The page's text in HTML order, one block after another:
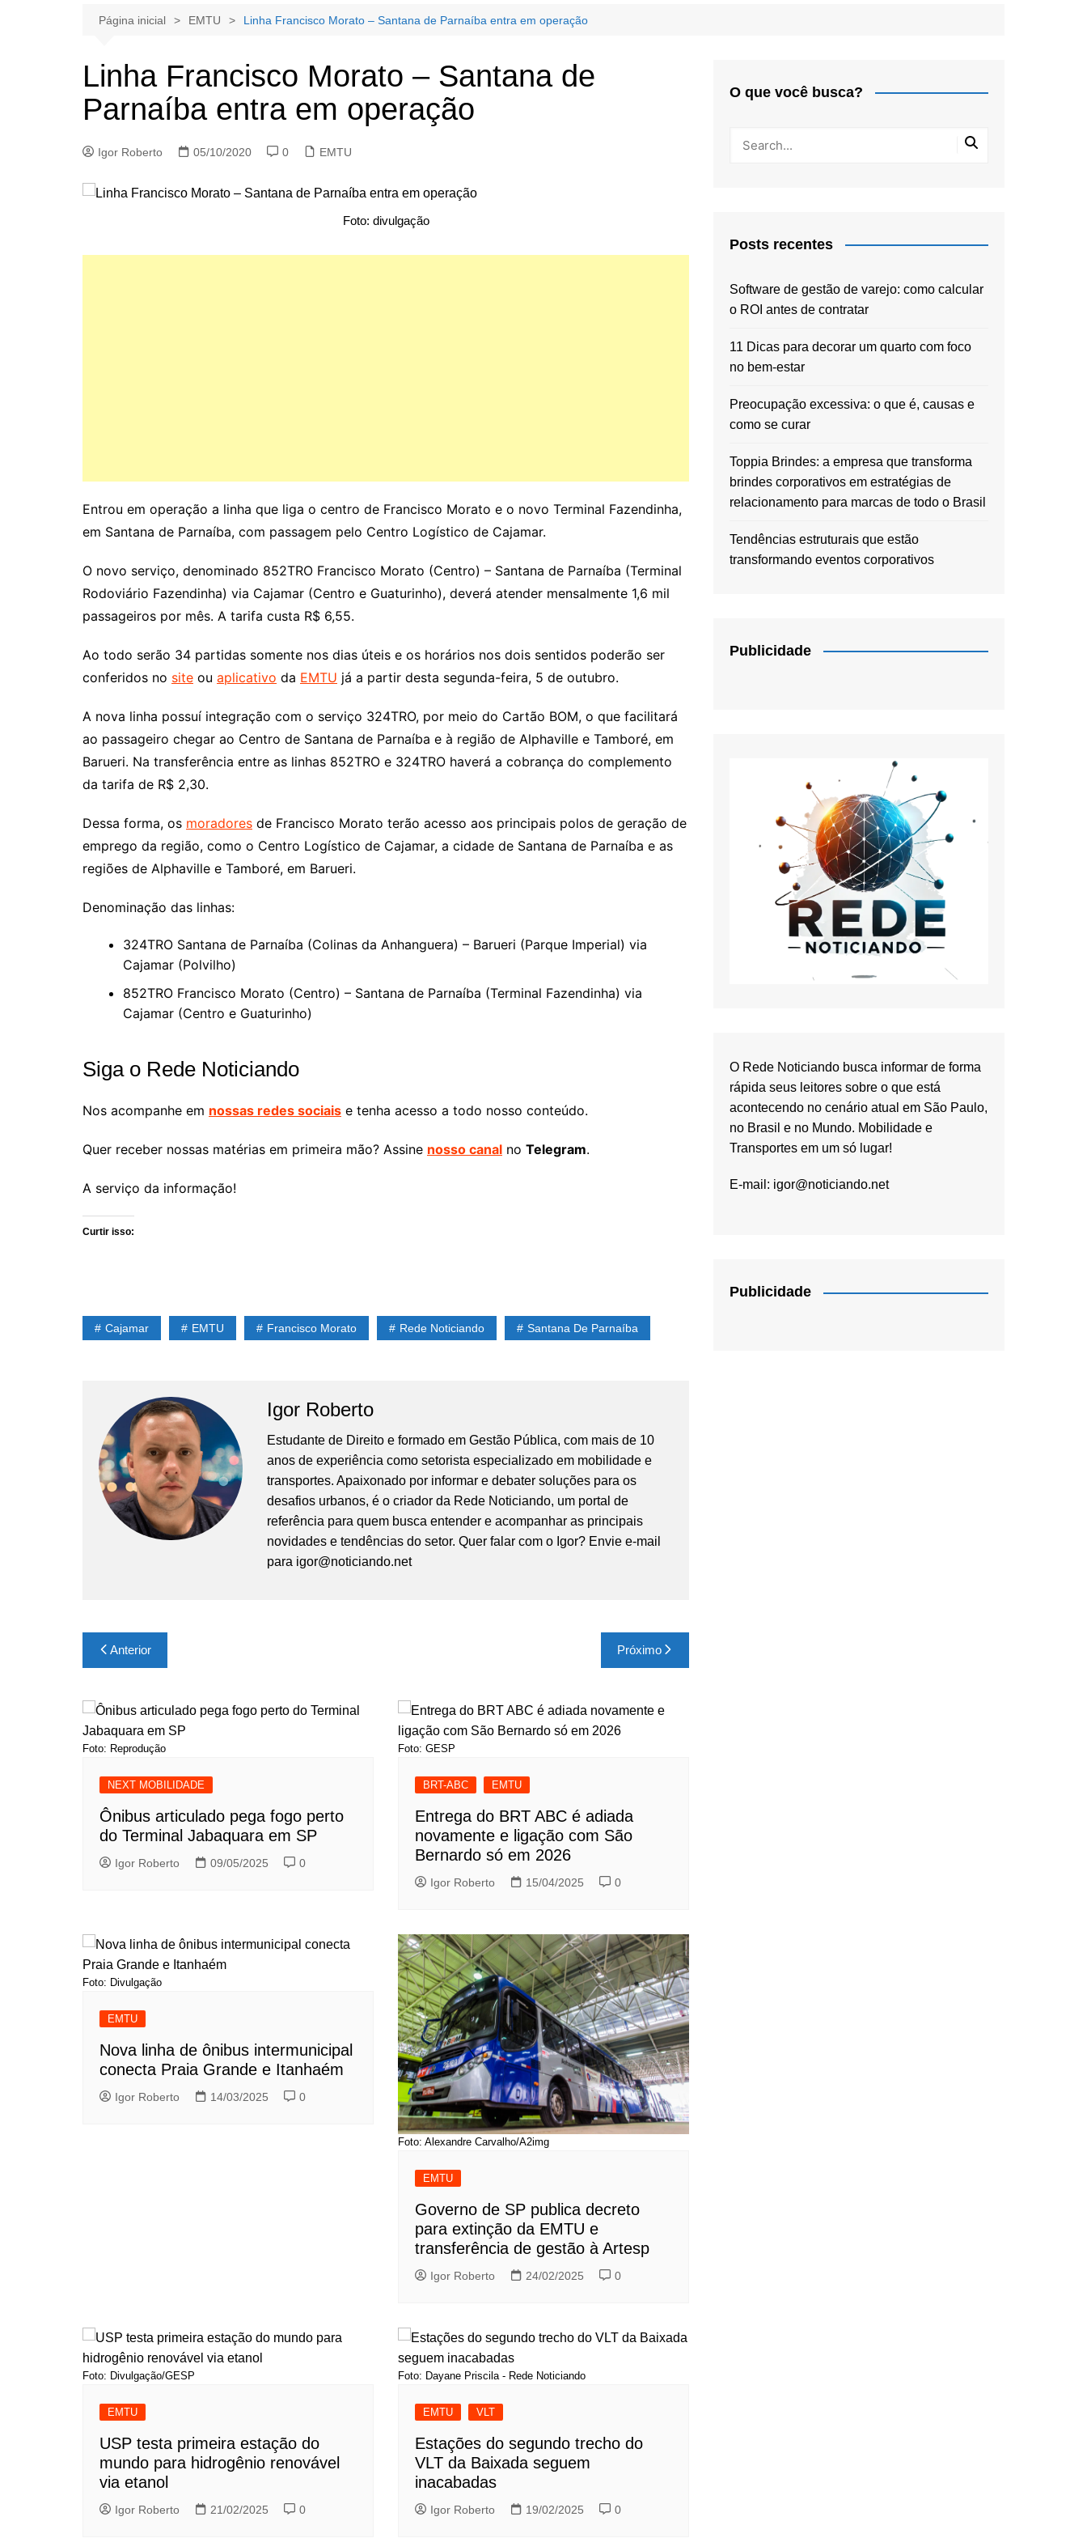
Página inicial EMTU Linha Francisco Morato – Santana de Parnaíba entra em operação
Linha Francisco Morato – Santana de
Parnaíba entra em operação
Igor Roberto 05/10/2020 0 EMTU
Foto: divulgação
Entrou em operação a linha que liga o centro de Francisco Morato e o novo Terminal Fazendinha,
em Santana de Parnaíba, com passagem pelo Centro Logístico de Cajamar.
O novo serviço, denominado 852TRO Francisco Morato (Centro) – Santana de Parnaíba (Terminal
Rodoviário Fazendinha) via Cajamar (Centro e Guaturinho), deverá atender mensalmente 1,6 mil
passageiros por mês. A tarifa custa R$ 6,55.
Ao todo serão 34 partidas somente nos dias úteis e os horários nos dois sentidos poderão ser
conferidos no site ou aplicativo da EMTU já a partir desta segunda-feira, 5 de outubro.
A nova linha possuí integração com o serviço 324TRO, por meio do Cartão BOM, o que facilitará
ao passageiro chegar ao Centro de Santana de Parnaíba e à região de Alphaville e Tamboré, em
Barueri. Na transferência entre as linhas 852TRO e 324TRO haverá a cobrança do complemento
da tarifa de R$ 2,30.
Dessa forma, os moradores de Francisco Morato terão acesso aos principais polos de geração de
emprego da região, como o Centro Logístico de Cajamar, a cidade de Santana de Parnaíba e as
regiões de Alphaville e Tamboré, em Barueri.
Denominação das linhas:
324TRO Santana de Parnaíba (Colinas da Anhanguera) – Barueri (Parque Imperial) via
Cajamar (Polvilho)
852TRO Francisco Morato (Centro) – Santana de Parnaíba (Terminal Fazendinha) via
Cajamar (Centro e Guaturinho)
Siga o Rede Noticiando
Nos acompanhe em nossas redes sociais e tenha acesso a todo nosso conteúdo.
Quer receber nossas matérias em primeira mão? Assine nosso canal no Telegram.
A serviço da informação!
Curtir isso:
Cajamar EMTU Francisco Morato Rede Noticiando Santana De Parnaíba
Igor Roberto
Estudante de Direito e formado em Gestão Pública, com mais de 10
anos de experiência como setorista especializado em mobilidade e
transportes. Apaixonado por informar e debater soluções para os
desafios urbanos, é o criador da Rede Noticiando, um portal de
referência para quem busca entender e acompanhar as principais
novidades e tendências do setor. Quer falar com o Igor? Envie e-mail
para igor@noticiando.net
Navegação
de
Post
Anterior Próximo
Foto: Reprodução
NEXT MOBILIDADE
Ônibus articulado pega fogo perto
do Terminal Jabaquara em SP
Igor Roberto 09/05/2025 0
Foto: GESP
BRT-ABC EMTU
Entrega do BRT ABC é adiada
novamente e ligação com São
Bernardo só em 2026
Igor Roberto 15/04/2025 0
Foto: Divulgação
EMTU
Nova linha de ônibus intermunicipal
conecta Praia Grande e Itanhaém
Igor Roberto 14/03/2025 0
Foto: Alexandre Carvalho/A2img
EMTU
Governo de SP publica decreto
para extinção da EMTU e
transferência de gestão à Artesp
Igor Roberto 24/02/2025 0
Foto: Divulgação/GESP
EMTU
USP testa primeira estação do
mundo para hidrogênio renovável
via etanol
Igor Roberto 21/02/2025 0
Foto: Dayane Priscila - Rede Noticiando
EMTU VLT
Estações do segundo trecho do
VLT da Baixada seguem
inacabadas
Igor Roberto 19/02/2025 0
O que você busca?
Posts recentes
Software de gestão de varejo: como calcular
o ROI antes de contratar
11 Dicas para decorar um quarto com foco
no bem-estar
Preocupação excessiva: o que é, causas e
como se curar
Toppia Brindes: a empresa que transforma
brindes corporativos em estratégias de
relacionamento para marcas de todo o Brasil
Tendências estruturais que estão
transformando eventos corporativos
Publicidade
O Rede Noticiando busca informar de forma
rápida seus leitores sobre o que está
acontecendo no cenário atual em São Paulo,
no Brasil e no Mundo. Mobilidade e
Transportes em um só lugar!
E-mail: igor@noticiando.net
Publicidade